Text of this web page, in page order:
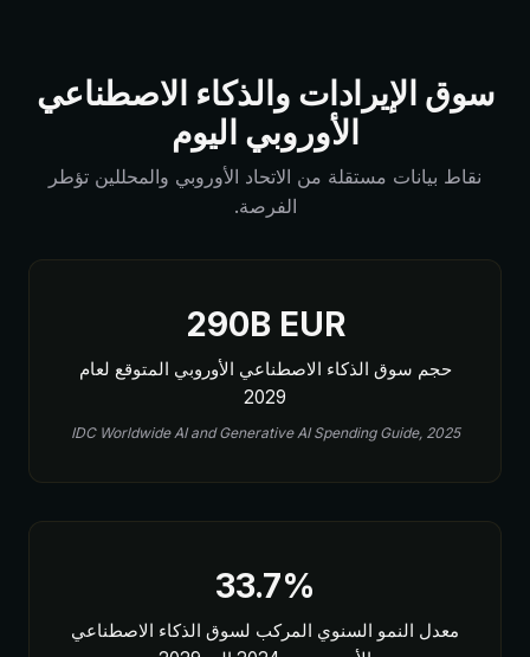
سوق الإيرادات والذكاء الاصطناعي
الأوروبي اليوم
نقاط بيانات مستقلة من الاتحاد الأوروبي والمحللين تؤطر
الفرصة.
290B EUR
حجم سوق الذكاء الاصطناعي الأوروبي المتوقع لعام
2029
IDC Worldwide AI and Generative AI Spending Guide, 2025
33.7%
معدل النمو السنوي المركب لسوق الذكاء الاصطناعي